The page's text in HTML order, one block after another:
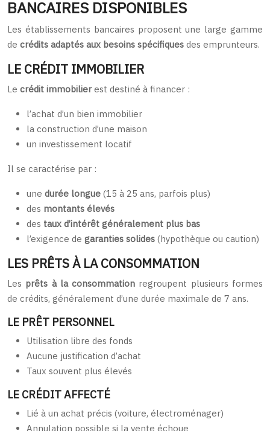
BANCAIRES DISPONIBLES
Les établissements bancaires proposent une large gamme
de crédits adaptés aux besoins spécifiques des emprunteurs.
LE CRÉDIT IMMOBILIER
Le crédit immobilierest destiné à financer :
l’achat d’un bien immobilier
la construction d’une maison
un investissement locatif
Il se caractérise par :
une durée longue (15 à 25 ans, parfois plus)
des montants élevés
des taux d’intérêt généralement plus bas
l’exigence de garanties solides (hypothèque ou caution)
LES PRÊTS À LA CONSOMMATION
Les prêts à la consommation regroupent plusieurs formes
de crédits, généralement d’une durée maximale de 7 ans.
LE PRÊT PERSONNEL
Utilisation libre des fonds
Aucune justification d’achat
Taux souvent plus élevés
LE CRÉDIT AFFECTÉ
Lié à un achat précis (voiture, électroménager)
Annulation possible si la vente échoue